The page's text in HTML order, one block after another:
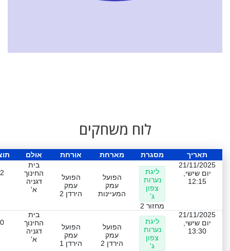
לוח משחקים
תאריך מסגרת מארחת אורחת אולם
21/11/2025
יום שישי,
12:15
ליגת
נערות
צפון
ג'
מחזור 2
הפועל
עמק
המעיינות
הפועל
עמק
הירדן 2
בית
החינוך
דגניה
א'
21/11/2025
יום שישי,
13:30
ליגת
נערות
צפון
ג'
הפועל
עמק
הירדן 2
הפועל
עמק
הירדן 1
בית
החינוך
דגניה
א'